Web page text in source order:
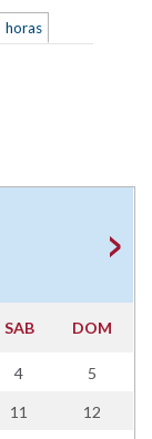
horas
SAB DOM
4 5
11 12